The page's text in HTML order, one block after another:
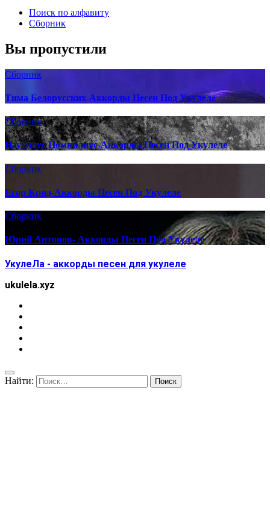
Поиск по алфавиту
Сборник
Вы пропустили
Сборник
Тима Белорусских-Аккорды Песен Под Укулеле
Сборник
Наутилус Помпилиус-Аккорды Песен Под Укулеле
Сборник
Егор Крид-Аккорды Песен Под Укулеле
Сборник
Юрий Антонов- Аккорды Песен Под Укулеле
УкулеЛа - аккорды песен для укулеле
ukulela.xyz
Найти: